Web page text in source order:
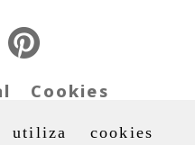
cookies
Cookies